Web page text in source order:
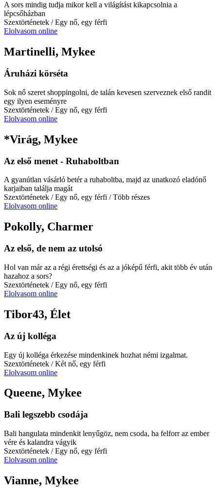
A sors mindig tudja mikor kell a világítást kikapcsolnia a
lépcsőházban
Szextörténetek / Egy nő, egy férfi
Elolvasom online
Martinelli, Mykee
Áruházi körséta
Sok nő szeret shoppingolni, de talán kevesen szerveznek első randit
egy ilyen eseményre
Szextörténetek / Egy nő, egy férfi
Elolvasom online
*Virág, Mykee
Az első menet - Ruhaboltban
A gyanútlan vásárló betér a ruhaboltba, majd az unatkozó eladónő
karjaiban találja magát
Szextörténetek / Egy nő, egy férfi / Több részes
Elolvasom online
Pokolly, Charmer
Az első, de nem az utolsó
Hol van már az a régi érettségi és az a jóképű férfi, akit több év után
hazahoz a sors?
Szextörténetek / Egy nő, egy férfi
Elolvasom online
Tibor43, Élet
Az új kolléga
Egy új kolléga érkezése mindenkinek hozhat némi izgalmat.
Szextörténetek / Két nő, egy férfi
Elolvasom online
Queene, Mykee
Bali legszebb csodája
Bali hangulata mindenkit lenyűgöz, nem csoda, ha felforr az ember
vére és kalandra vágyik
Szextörténetek / Egy nő, egy férfi
Elolvasom online
Vianne, Mykee